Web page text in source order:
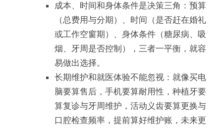
成本、时间和身体条件是决策三角：预算
（总费用与分期）、时间（是否赶在婚礼
或工作空窗期）、身体条件（糖尿病、吸
烟、牙周是否控制），三者一平衡，就容
易做出选择。
长期维护和就医体验不能忽视：就像买电
脑要算售后，手机要算耐用性，种植牙要
算复诊与牙周维护，活动义齿要算更换与
口腔检查频率，提前算好维护账，未来更